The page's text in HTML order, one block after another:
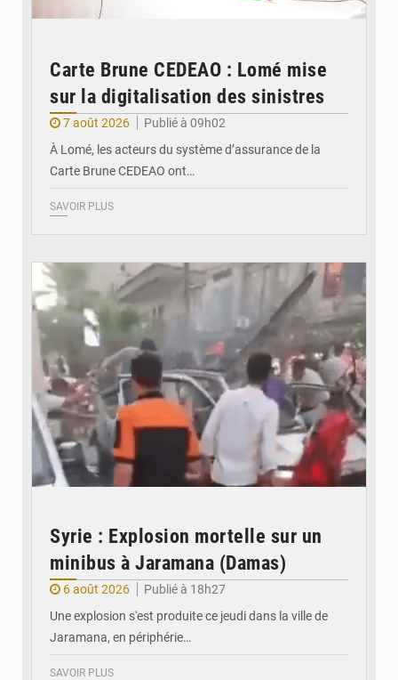
Carte Brune CEDEAO : Lomé mise
sur la digitalisation des sinistres
7 août 2026
Publié à 09h02
À Lomé, les acteurs du système d’assurance de la
Carte Brune CEDEAO ont…
SAVOIR PLUS
Syrie : Explosion mortelle sur un
minibus à Jaramana (Damas)
6 août 2026
Publié à 18h27
Une explosion s'est produite ce jeudi dans la ville de
Jaramana, en périphérie…
SAVOIR PLUS